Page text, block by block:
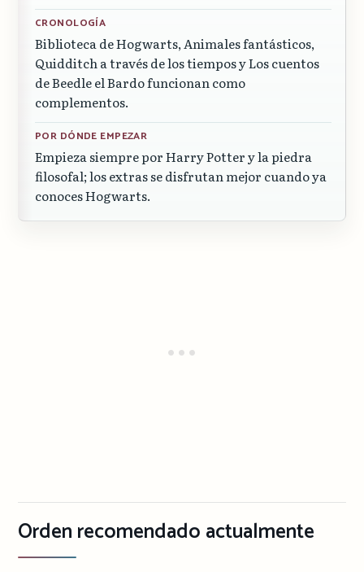
CRONOLOGÍA
Biblioteca de Hogwarts, Animales fantásticos,
Quidditch a través de los tiempos y Los cuentos
de Beedle el Bardo funcionan como
complementos.
POR DÓNDE EMPEZAR
Empieza siempre por Harry Potter y la piedra
filosofal; los extras se disfrutan mejor cuando ya
conoces Hogwarts.
Orden recomendado actualmente